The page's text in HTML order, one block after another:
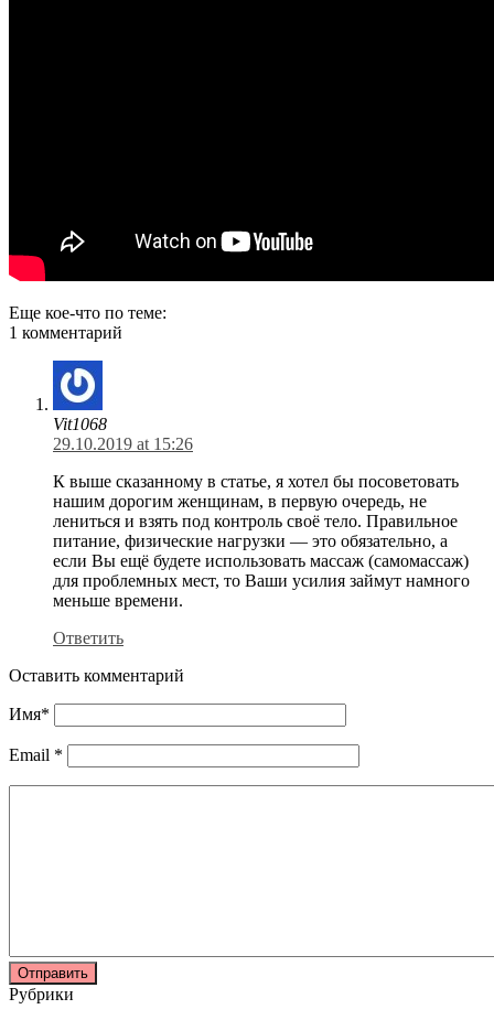
Еще кое-что по теме:
1 комментарий
Vit1068
29.10.2019 at 15:26
К выше сказанному в статье, я хотел бы посоветовать
нашим дорогим женщинам, в первую очередь, не
лениться и взять под контроль своё тело. Правильное
питание, физические нагрузки — это обязательно, а
если Вы ещё будете использовать массаж (самомассаж)
для проблемных мест, то Ваши усилия займут намного
меньше времени.
Ответить
Оставить комментарий
Имя*
Email *
Рубрики